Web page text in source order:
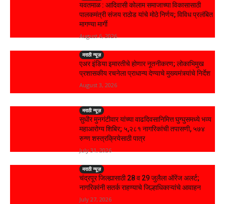
यवतमाळ : आदिवासी कोलाम समाजाच्या विकासासाठी
पालकमंत्री संजय राठोड यांचे मोठे निर्णय; विविध प्रलंबित
मागण्या मार्गी
August 6, 2026
मराठी न्यूज़
एअर इंडिया इमारतीचे होणार नूतनीकरण; लोकाभिमुख
प्रशासकीय रचनेला प्राधान्य देण्याचे मुख्यमंत्र्यांचे निर्देश
August 3, 2026
मराठी न्यूज़
सुधीर मुनगंटीवार यांच्या वाढदिवसानिमित्त घुग्घुसमध्ये भव्य
महाआरोग्य शिबिर; ५,२८१ नागरिकांची तपासणी, ५७४
रुग्ण शस्त्रक्रियेसाठी पात्र
July 31, 2026
मराठी न्यूज़
चंद्रपूर जिल्ह्यासाठी 28 व 29 जुलैला ऑरेंज अलर्ट;
नागरिकांनी सतर्क राहण्याचे जिल्हाधिकाऱ्यांचे आवाहन
July 27, 2026